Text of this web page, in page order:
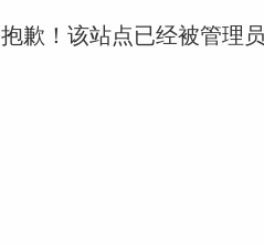
抱歉！该站点已经被管理